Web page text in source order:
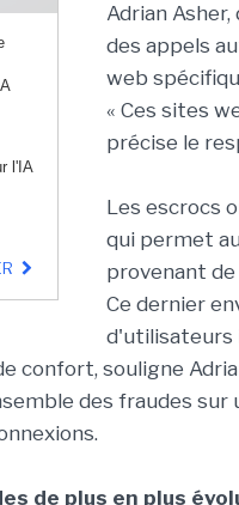
l'IA
Adrian
des appels
web
« Ces sites
précise le
Les escrocs
qui permet
provenant
Ce dernier
d'utilisateurs
confort, souligne
des fraudes sur
de plus en plus